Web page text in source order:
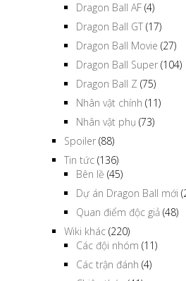
Dragon Ball AF (4)
Dragon Ball GT (17)
Dragon Ball Movie (27)
Dragon Ball Super (104)
Dragon Ball Z (75)
Nhân vật chính (11)
Nhân vật phụ (73)
Spoiler (88)
Tin tức (136)
Bên lề (45)
Dự án Dragon Ball mới
Quan điểm độc giả (48)
Wiki khác (220)
Các đội nhóm (11)
Các trận đánh (4)